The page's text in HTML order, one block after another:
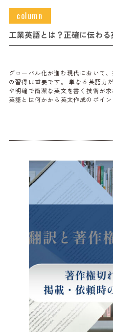
column
工業英語とは？正確に伝わ
グローバル化が進む現代において
の習得は重要です。 単なる英語力
や明確で簡潔な英文を書く技術が
英語とは何かから英文作成のポイ